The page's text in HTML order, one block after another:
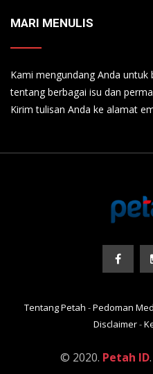
MARI MENULIS
Kami mengundang Anda
tentang berbagai isu dan
Kirim tulisan Anda ke alamat
Tentang Petah -Pedoman
Disclaimer-
© 2020. Petah ID